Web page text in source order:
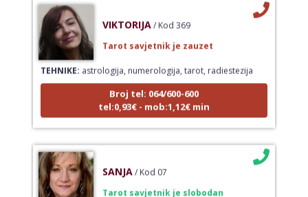
Tarot savjetnik je zauzet
TEHNIKE:astrologija, numerologija, tarot, radiestezija
Broj tel: 064/600-600
tel:0,93€ - mob:1,12€ min
Tarot savjetnik je slobodan